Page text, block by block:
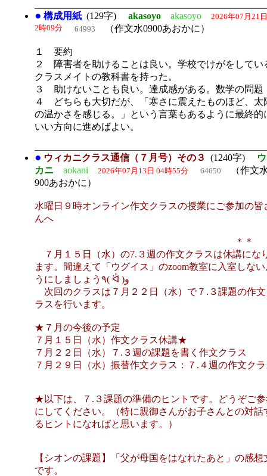
● 構成用紙 (129字) akasoyo akasoyo 2026年07月21
2時09分 64993 （作文水0900あおかに）
１ 要約
２ 障害者を助けることは良い。学校でけがをしてい
クラスメイトの教科書を持った。
３ 助けないことも良い。達成感がある。数学の問題
４ どちらも大切だが、「寒さに震えたものほど、太
の温かさを感じる。」という言葉もあるように最終的
いい方向に進めばよい。
● ウィカニクラス通信（７月号）その３ (1240字)
カニ
aokani 2026年07月13日 04時55分 64650
（作文
900あおかに）
水曜日９時オンライン作文クラスの授業にご参加の皆
んへ
＊＊
７月１５日（水）の7.３週の作文クラスは休講にな
ます。間違えて「ウグイス」のzoom教室に入室しな
うにしましょう٩( ᐛ )و
次回のクラスは７月２２日（水）で７.３課題の作
ラスを行います。
★７月の今後の予定
７月１５日（水）作文クラス休講★
７月２２日（水）７.３週の課題を書く作文クラス
７月２９日（水）振替作文クラス：７.４週の作文ク
★以下は、７.３課題の準備のヒントです。どうぞご
にしてください。（特に親御さんがお子さんとの対話
るヒントになればと思います。）
【シオンの課題】「父が母国をはなれたあと」の感想
です。